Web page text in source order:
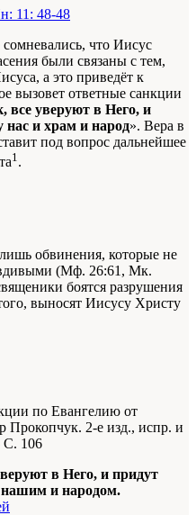
11: 48-48
что Иисус
были связаны с тем,
а это приведёт к
вызовет ответные санкции
все уверуют в Него, и
нас и храм и народ». Вера в
под вопрос дальнейшее
1.
обвинения, которые не
(Мф. 26:61, Мк.
боятся разрушения
выносят Иисусу Христу
по Евангелию от
Прокопчук. 2-е изд., испр. и
С. 106
в Него, и придут
и народом.